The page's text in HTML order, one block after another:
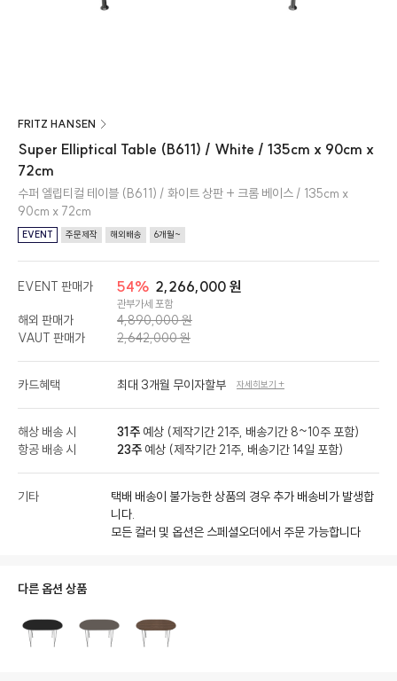
FRITZ HANSEN
Super Elliptical Table (B611) / White / 135cm x 90cm x
72cm
수퍼 엘립티컬 테이블 (B611) / 화이트 상판 + 크롬 베이스 / 135cm x
90cm x 72cm
EVENT 주문제작 해외배송 6개월~
해외 판매가
4,890,000 원
VAUT 판매가
2,642,000 원
EVENT 판매가 54% 2,266,000 원
관부가세 포함
카드혜택 최대 3개월 무이자할부 자세히보기 +
해상 배송 시 31주 예상 (제작기간 21주, 배송기간 8~10주 포함)
항공 배송 시
23주 예상 (제작기간 21주, 배송기간 14일 포함)
기타
택배 배송이 불가능한 상품의 경우 추가 배송비가 발생합
니다.
모든 컬러 및 옵션은 스페셜오더에서 주문 가능합니다
다른 옵션 상품